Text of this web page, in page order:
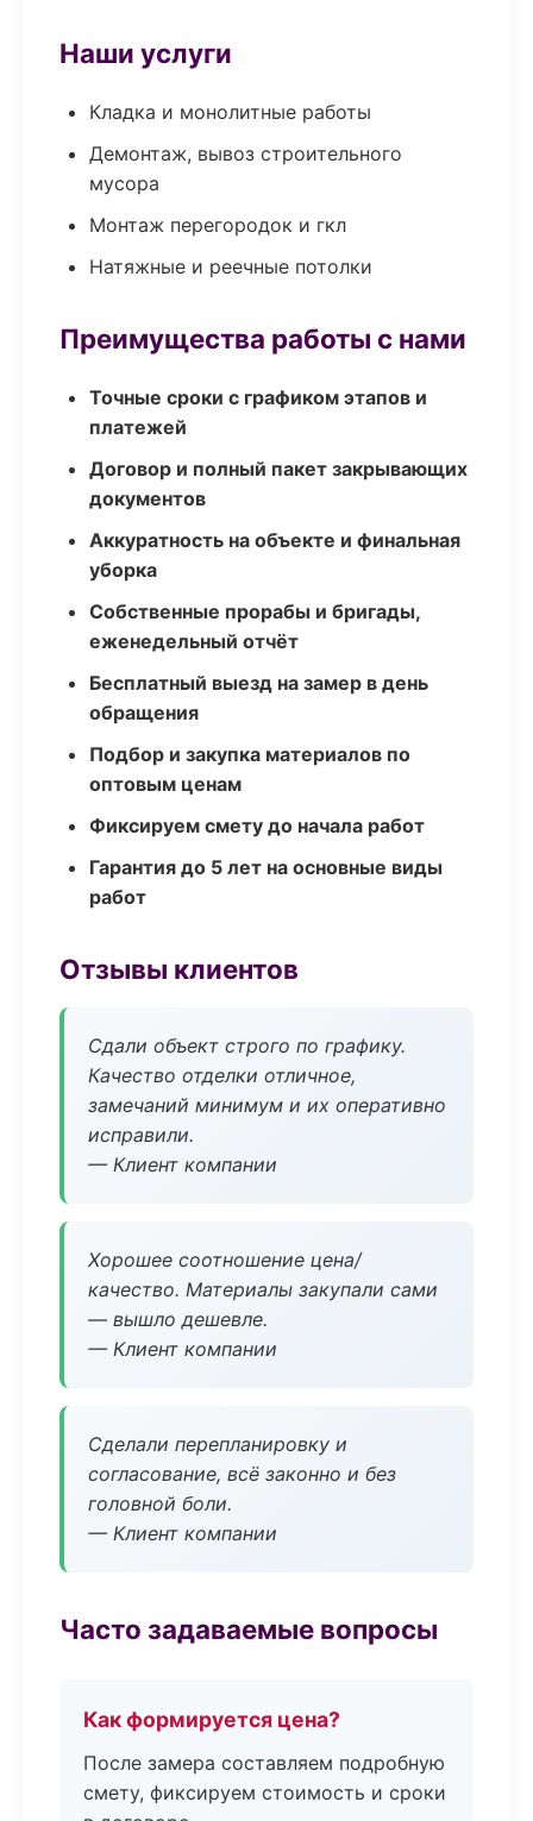
Наши услуги
Кладка и монолитные работы
Демонтаж, вывоз строительного
мусора
Монтаж перегородок и гкл
Натяжные и реечные потолки
Преимущества работы с нами
Точные сроки с графиком этапов и
платежей
Договор и полный пакет закрывающих
документов
Аккуратность на объекте и финальная
уборка
Собственные прорабы и бригады,
еженедельный отчёт
Бесплатный выезд на замер в день
обращения
Подбор и закупка материалов по
оптовым ценам
Фиксируем смету до начала работ
Гарантия до 5 лет на основные виды
работ
Отзывы клиентов
Сдали объект строго по графику.
Качество отделки отличное,
замечаний минимум и их оперативно
исправили.
— Клиент компании
Хорошее соотношение цена/
качество. Материалы закупали сами
— вышло дешевле.
— Клиент компании
Сделали перепланировку и
согласование, всё законно и без
головной боли.
— Клиент компании
Часто задаваемые вопросы
Как формируется цена?
После замера составляем подробную
смету, фиксируем стоимость и сроки